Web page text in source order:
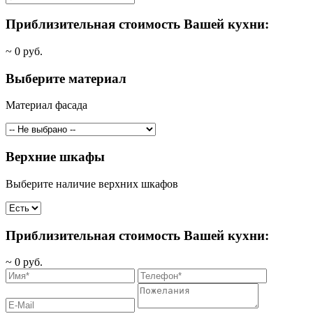
Приблизительная стоимость Вашей кухни:
~ 0 руб.
Выберите материал
Материал фасада
Верхние шкафы
Выберите наличие верхних шкафов
Приблизительная стоимость Вашей кухни:
~ 0 руб.